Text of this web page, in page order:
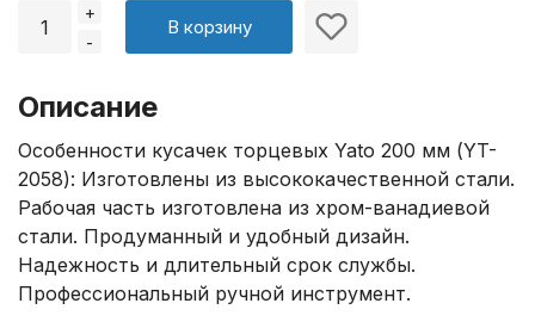
+
-
В корзину
Описание
Особенности кусачек торцевых Yato 200 мм (YT-
2058): Изготовлены из высококачественной стали.
Рабочая часть изготовлена из хром-ванадиевой
стали. Продуманный и удобный дизайн.
Надежность и длительный срок службы.
Профессиональный ручной инструмент.